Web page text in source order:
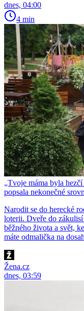
dnes, 04:00
4 min
„Tvoje máma byla
popsala nekonečné
Narodit se do herecké
loterii. Dveře do zákulisí
běžného života a svět,
máte odmalička na
Žena.cz
dnes, 03:59